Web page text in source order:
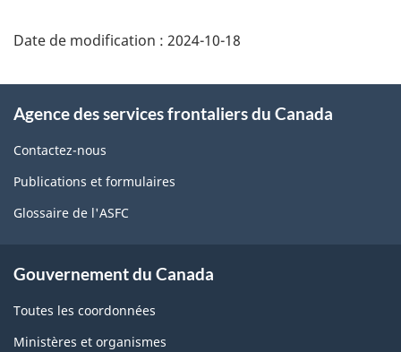
de
page
Date de modification : 2024-10-18
propos
de
ce
Agence des services frontaliers du Canada
Contactez-nous
Publications et formulaires
Glossaire de l'ASFC
Gouvernement du Canada
Toutes les coordonnées
Ministères et organismes